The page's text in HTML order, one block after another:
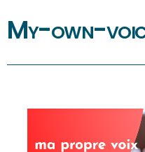
My-own-